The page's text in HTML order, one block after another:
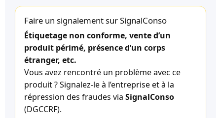
Faire un signalement sur SignalConso
Étiquetage non conforme, vente d’un
produit périmé, présence d’un corps
étranger, etc.
Vous avez rencontré un problème avec ce
produit ? Signalez-le à l’entreprise et à la
répression des fraudes via SignalConso
(DGCCRF).